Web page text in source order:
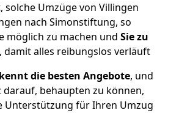
solche Umzüge von Villingen
nach Simonstiftung, so
möglich zu machen und Sie zu
, damit alles reibungslos verläuft
die besten Angebote, und
behaupten zu können,
Unterstützung für Ihren Umzug